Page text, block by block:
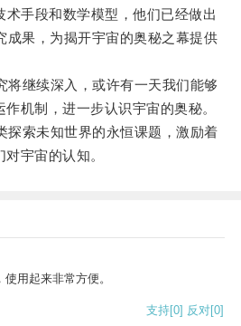
手段和数学模型，他们已经做出
成果，为揭开宇宙的奥秘之幕提供
继续深入，或许有一天我们能够
机制，进一步认识宇宙的奥秘。
索未知世界的永恒课题，激励着
宇宙的认知。
用起来非常方便。
支持[0] 反对[0]